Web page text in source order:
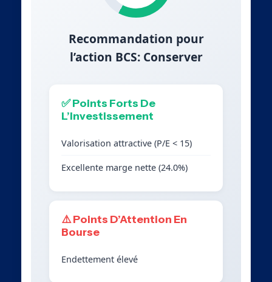
Recommandation pour
l’action BCS: Conserver
✅ Points Forts De
L’Investissement
Valorisation attractive (P/E < 15)
Excellente marge nette (24.0%)
⚠️ Points D’Attention En
Bourse
Endettement élevé